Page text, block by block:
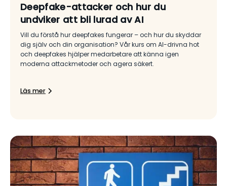
Deepfake-attacker och hur du
undviker att bli lurad av AI
Vill du förstå hur deepfakes fungerar – och hur du skyddar
dig själv och din organisation? Vår kurs om AI-drivna hot
och deepfakes hjälper medarbetare att känna igen
moderna attackmetoder och agera säkert.
Läs mer